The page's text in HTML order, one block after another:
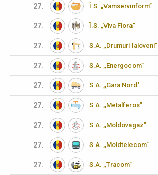
27. Î.S. „Vamservinform”
27. Î.S. „Viva Flora”
27. S.A. „Drumuri Ialoveni”
27. S.A. „Energocom”
27. S.A. „Gara Nord"
27. S.A. „Metalferos”
27. S.A. „Moldovagaz”
27. S.A. „Moldtelecom”
27. S.A. „Tracom”